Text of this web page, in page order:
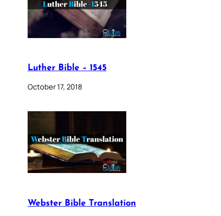
Luther Bible – 1545
October 17, 2018
Webster Bible Translation